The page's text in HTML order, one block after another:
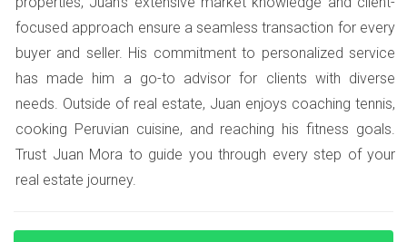
ayudar con los gastos de cierre. Por ejemplo, el
programa “Miami-Dade Homeownership Program”
brinda apoyo financiero a quienes cumplen ciertos
requisitos.
LLAMA AHORA
focused approach ensure a seamless transaction for every
buyer and seller. His commitment to personalized service
has made him a go-to advisor for clients with diverse
needs. Outside of real estate, Juan enjoys coaching tennis,
cooking Peruvian cuisine, and reaching his fitness goals.
Trust Juan Mora to guide you through every step of your
real estate journey.